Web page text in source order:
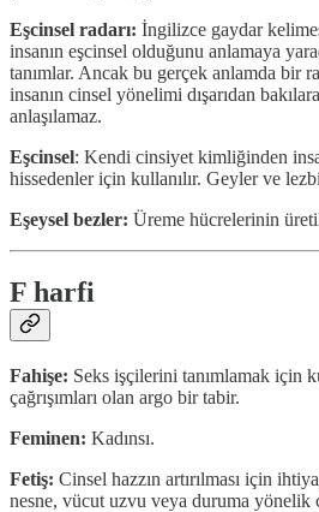
Eşcinsel radarı: İngilizce gaydar
insanın eşcinsel olduğunu anlamaya
tanımlar. Ancak bu gerçek anlamda bir
insanın cinsel yönelimi dışarıdan
anlaşılamaz.
Eşcinsel: Kendi cinsiyet kimliğinden
hissedenler için kullanılır. Geyler ve
Eşeysel bezler: Üreme hücrelerinin
F harfi
Fahişe: Seks işçilerini tanımlamak için
çağrışımları olan argo bir tabir.
Feminen: Kadınsı.
Fetiş: Cinsel hazzın artırılması için
nesne, vücut uzvu veya duruma yönelik